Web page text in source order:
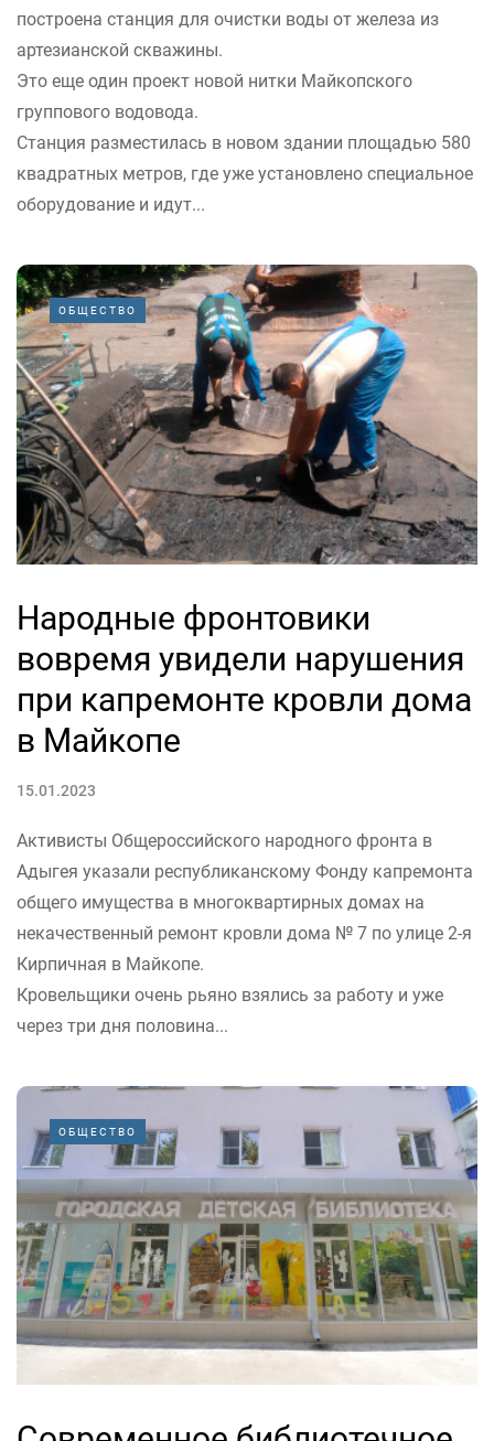
построена станция для очистки воды от железа из
артезианской скважины.
Это еще один проект новой нитки Майкопского
группового водовода.
Станция разместилась в новом здании площадью 580
квадратных метров, где уже установлено специальное
оборудование и идут...
ОБЩЕСТВО
Народные фронтовики
вовремя увидели нарушения
при капремонте кровли дома
в Майкопе
15.01.2023
Активисты Общероссийского народного фронта в
Адыгея указали республиканскому Фонду капремонта
общего имущества в многоквартирных домах на
некачественный ремонт кровли дома № 7 по улице 2-я
Кирпичная в Майкопе.
Кровельщики очень рьяно взялись за работу и уже
через три дня половина...
ОБЩЕСТВО